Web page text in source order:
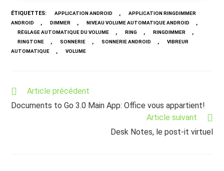
ÉTIQUETTES: APPLICATION ANDROID ,
APPLICATION RINGDIMMER
ANDROID
, DIMMER , NIVEAU VOLUME AUTOMATIQUE ANDROID ,
RÉGLAGE AUTOMATIQUE DU VOLUME , RING , RINGDIMMER ,
RINGTONE , SONNERIE , SONNERIE ANDROID ,
VIBREUR
AUTOMATIQUE
, VOLUME
Read
articles
Article précédent
Documents to Go 3.0 Main App: Office vous appartient!
Article suivant
Desk Notes, le post-it virtuel